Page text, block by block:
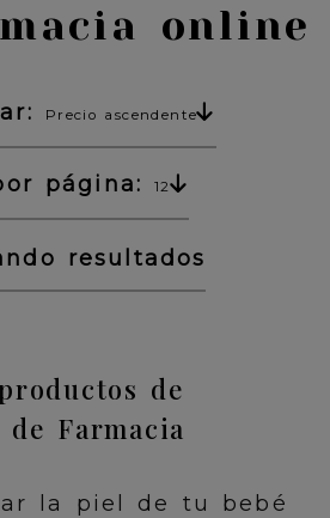
online
Precio ascendente
página: 12
resultados
de
Farmacia
la piel de tu bebé